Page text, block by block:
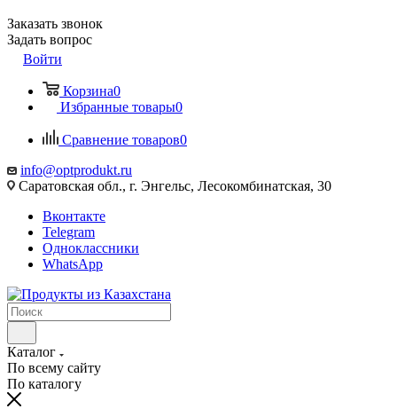
Заказать звонок
Задать вопрос
Войти
Корзина0
Избранные товары0
Сравнение товаров0
info@optprodukt.ru
Саратовская обл., г. Энгельс, Лесокомбинатская, 30
Вконтакте
Telegram
Одноклассники
WhatsApp
Каталог
По всему сайту
По каталогу